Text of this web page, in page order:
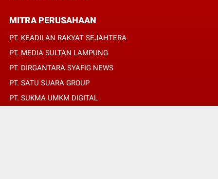
MITRA PERUSAHAAN
PT. KEADILAN RAKYAT SEJAHTERA
PT. MEDIA SULTAN LAMPUNG
PT. DIRGANTARA SYAFIG NEWS
PT. SATU SUARA GROUP
PT. SUKMA UMKM DIGITAL